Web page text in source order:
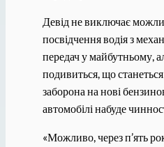
Девід не виключає
посвідчення водія з
передач у майбутньому,
подивиться, що станеться
заборона на нові
автомобілі набуде
«Можливо, через п’ять